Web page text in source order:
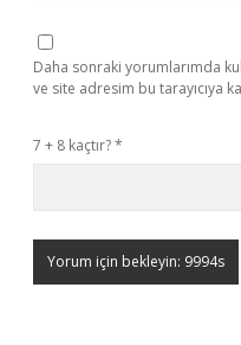
Daha sonraki yorumlarımda
ve site adresim bu tarayıcıya
7 + 8 kaçtır?*